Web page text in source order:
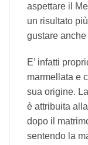
aspettare il
un risultato
gustare anche
E’ infatti
marmellata e
sua origine.
è attribuita
dopo il
sentendo la